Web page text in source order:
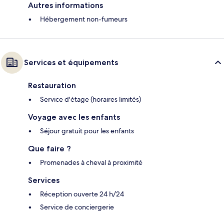
Autres informations
Hébergement non-fumeurs
Services et équipements
Restauration
Service d'étage (horaires limités)
Voyage avec les enfants
Séjour gratuit pour les enfants
Que faire ?
Promenades à cheval à proximité
Services
Réception ouverte 24 h/24
Service de conciergerie